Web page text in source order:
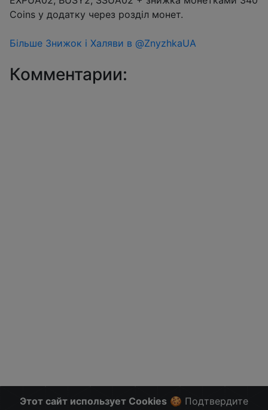
Coins у додатку через розділ монет.
Більше Знижок і Халяви в @ZnyzhkaUA
Комментарии:
Этот сайт использует Cookies 🍪 Подтвердите